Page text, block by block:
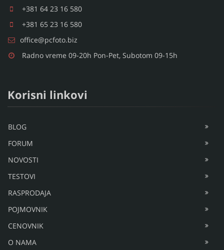
+381 64 23 16 580
+381 65 23 16 580
office@pcfoto.biz
Radno vreme 09-20h Pon-Pet, Subotom 09-15h
Korisni linkovi
BLOG
FORUM
NOVOSTI
TESTOVI
RASPRODAJA
POJMOVNIK
CENOVNIK
O NAMA